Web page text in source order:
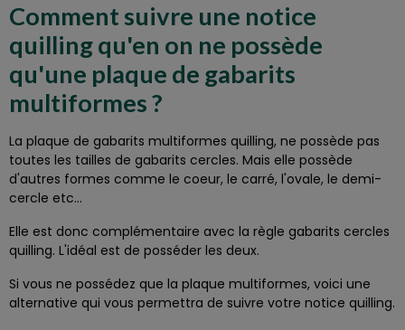
Comment suivre une notice
quilling qu'en on ne possède
qu'une plaque de gabarits
multiformes ?
La plaque de gabarits multiformes quilling, ne possède pas
toutes les tailles de gabarits cercles. Mais elle possède
d'autres formes comme le coeur, le carré, l'ovale, le demi-
cercle etc...
Elle est donc complémentaire avec la règle gabarits cercles
quilling. L'idéal est de posséder les deux.
Si vous ne possédez que la plaque multiformes, voici une
alternative qui vous permettra de suivre votre notice quilling.